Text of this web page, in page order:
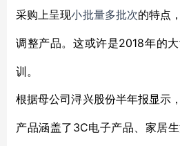
采购上呈现小批量多批次的特点
调整产品。这或许是2018年的
训。
根据母公司浔兴股份半年报显示
产品涵盖了 3C电子产品、家居